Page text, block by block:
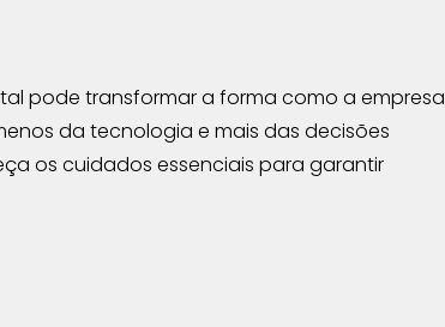
pode transformar a forma como a empresa
da tecnologia e mais das decisões
os cuidados essenciais para garantir